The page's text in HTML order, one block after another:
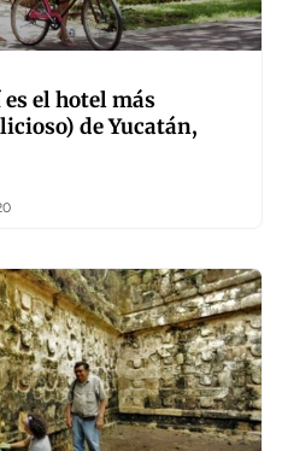
el hotel más
de Yucatán,